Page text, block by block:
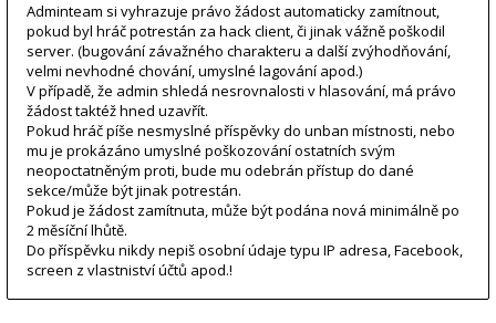
Adminteam si vyhrazuje právo žádost automaticky zamítnout,
pokud byl hráč potrestán za hack client, či jinak vážně poškodil
server. (bugování závažného charakteru a další zvýhodňování,
velmi nevhodné chování, umyslné lagování apod.)
V případě, že admin shledá nesrovnalosti v hlasování, má právo
žádost taktéž hned uzavřít.
Pokud hráč píše nesmyslné příspěvky do unban místnosti, nebo
mu je prokázáno umyslné poškozování ostatních svým
neopoctatněným proti, bude mu odebrán přístup do dané
sekce/může být jinak potrestán.
Pokud je žádost zamítnuta, může být podána nová minimálně po
2 měsíční lhůtě.
Do příspěvku nikdy nepiš osobní údaje typu IP adresa, Facebook,
screen z vlastniství účtů apod.!